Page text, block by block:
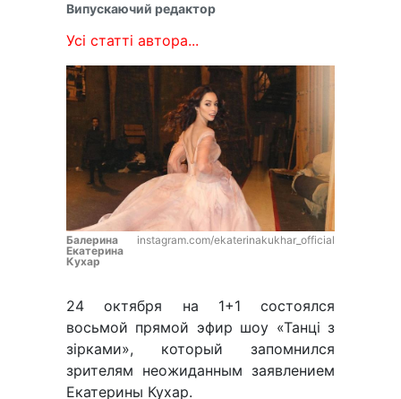
Випускаючий редактор
Усі статті автора...
Балерина
Екатерина
Кухар
instagram.com/ekaterinakukhar_official
24 октября на 1+1 состоялся
восьмой прямой эфир шоу «Танці з
зірками», который запомнился
зрителям неожиданным заявлением
Екатерины Кухар.